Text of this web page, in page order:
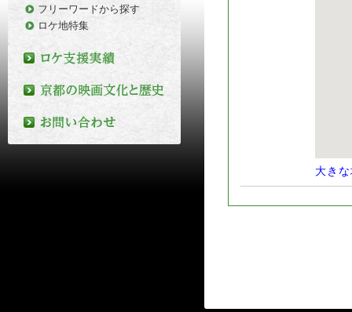
大き
フリーワードから探す
ロケ地特集